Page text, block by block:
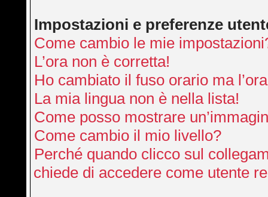
Impostazioni e preferenze
Come cambio le mie
L’ora non è corretta!
Ho cambiato il fuso orario ma
La mia lingua non è nella lista!
Come posso mostrare
Come cambio il mio livello?
Perché quando clicco sul
chiede di accedere come utente